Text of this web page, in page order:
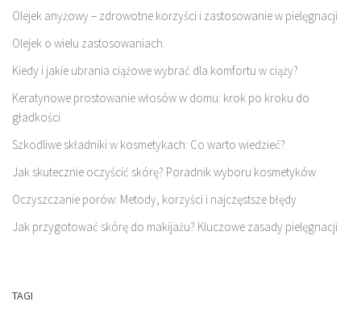
Olejek anyżowy – zdrowotne korzyści i zastosowanie w pielęgnacji
Olejek o wielu zastosowaniach.
Kiedy i jakie ubrania ciążowe wybrać dla komfortu w ciąży?
Keratynowe prostowanie włosów w domu: krok po kroku do
gładkości
Szkodliwe składniki w kosmetykach: Co warto wiedzieć?
Jak skutecznie oczyścić skórę? Poradnik wyboru kosmetyków
Oczyszczanie porów: Metody, korzyści i najczęstsze błędy
Jak przygotować skórę do makijażu? Kluczowe zasady pielęgnacji
TAGI